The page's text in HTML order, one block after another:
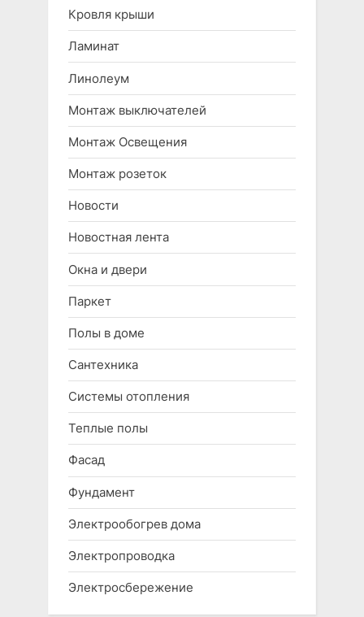
Кровля крыши
Ламинат
Линолеум
Монтаж выключателей
Монтаж Освещения
Монтаж розеток
Новости
Новостная лента
Окна и двери
Паркет
Полы в доме
Сантехника
Системы отопления
Теплые полы
Фасад
Фундамент
Электрообогрев дома
Электропроводка
Электросбережение